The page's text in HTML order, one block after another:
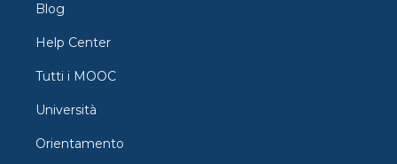
Blog
Help Center
Tutti i MOOC
Università
Orientamento